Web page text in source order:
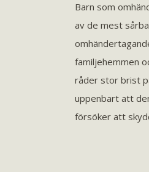
Barn som
av de mest
familjehemmen
råder stor brist
uppenbart att
försöker att